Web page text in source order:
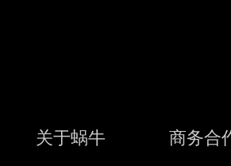
关于蜗牛 商务合